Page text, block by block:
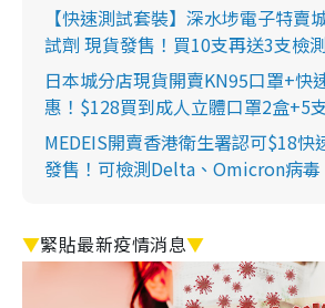
【快速測試套裝】深水埗電子特賣
試劑 現貨發售！買10支再送3支檢
日本城分店現貨開賣KN95口罩+快
惠！$128買到成人立體口罩2盒+5
MEDEIS開賣香港衛生署認可$18快
發售！可檢測Delta、Omicron病毒
▼緊貼最新疫情消息▼